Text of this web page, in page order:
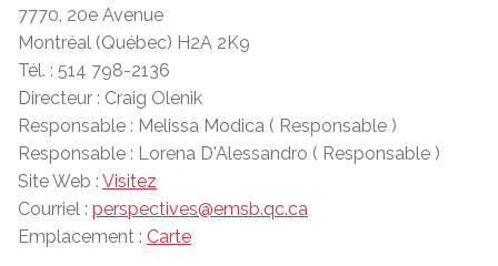
7770, 20e Avenue
Montréal (Québec) H2A 2K9
Tél. : 514 798-2136
Directeur : Craig Olenik
Responsable : Melissa Modica ( Responsable )
Responsable : Lorena D'Alessandro ( Responsable )
Site Web : Visitez
Courriel : perspectives@emsb.qc.ca
Emplacement : Carte